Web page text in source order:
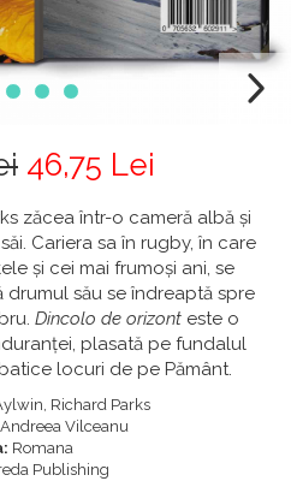
46,75 Lei
zăcea într-o cameră albă și
Cariera sa în rugby, în care
și cei mai frumoși ani, se
drumul său se îndreaptă spre
Dincolo de orizonteste o
plasată pe fundalul
locuri de pe Pământ.
Richard Parks
Andreea Vilceanu
Romana
Publishing